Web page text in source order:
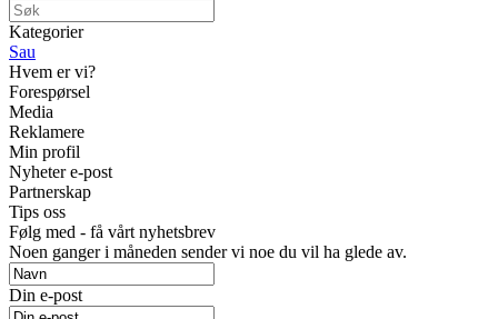
Kategorier
Sau
Hvem er vi?
Forespørsel
Media
Reklamere
Min profil
Nyheter e-post
Partnerskap
Tips oss
Følg med - få vårt nyhetsbrev
Noen ganger i måneden sender vi noe du vil ha glede av.
Din e-post